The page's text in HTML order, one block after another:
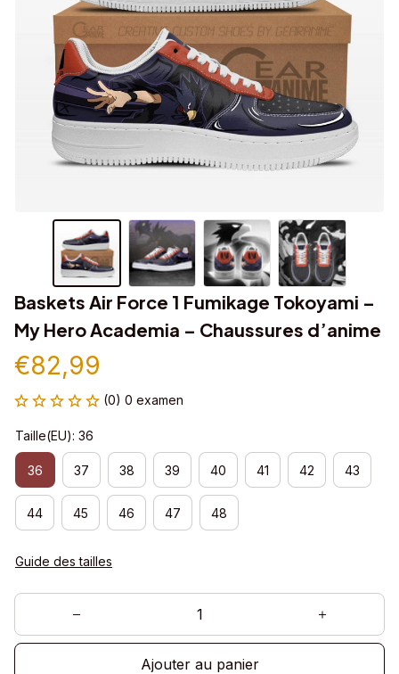
Baskets Air Force 1 Fumikage Tokoyami –
My Hero Academia – Chaussures d’anime
€82,99
(0) 0 examen
Taille(EU): 36
36 37 38 39 40 41 42 43
44 45 46 47 48
Guide des tailles
Ajouter au panier